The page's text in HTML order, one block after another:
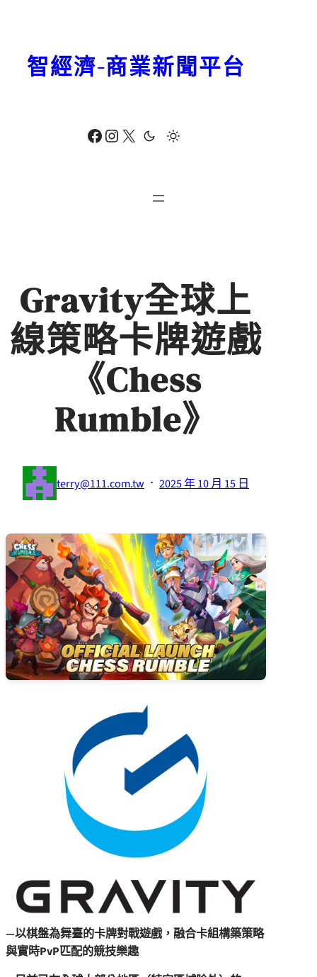
Facebook Instagram X
智經濟-商業新聞平台
Gravity全球上
線策略卡牌遊戲
《Chess
Rumble》
terry@111.com.tw · 2025 年 10 月 15 日
—以棋盤為舞臺的卡牌對戰遊戲，融合卡組構築策略
與實時PvP匹配的競技樂趣